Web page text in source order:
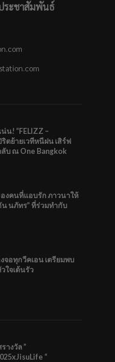
ระชาสัมพันธ์
! “FELIZZ –
ริตย้ายเวทีหนีฝน เสิร์ฟ
บ ณ One Bangkok
งคนที่แอบรัก ภาวนาให้
น นภัทร” ที่ร่วมทำกับ
งจอทุกวีคเอน เตรียมพบ
ใจเต้นรัว
างวัล ”
“